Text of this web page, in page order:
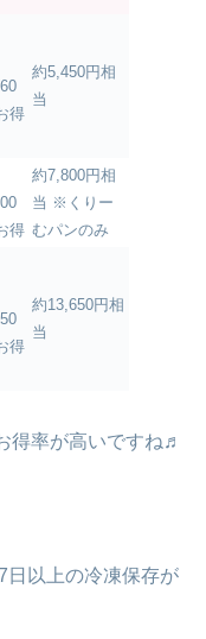
得
約5,450円相
当
得
約7,800円相
当 ※くりー
むパンのみ
得
約13,650円相
当
得率が高いですね♬
日以上の冷凍保存が